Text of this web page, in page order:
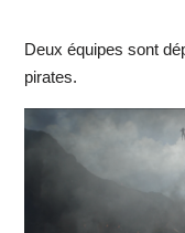
Deux équipes sont
pirates.